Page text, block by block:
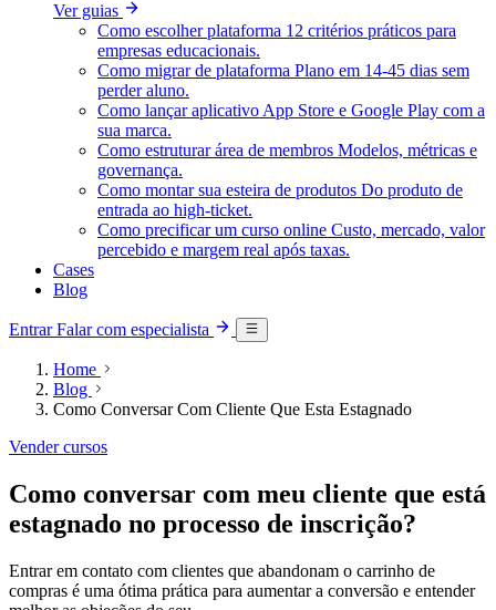
Ver guias
Como escolher plataforma 12 critérios práticos para
empresas educacionais.
Como migrar de plataforma Plano em 14-45 dias sem
perder aluno.
Como lançar aplicativo App Store e Google Play com a
sua marca.
Como estruturar área de membros Modelos, métricas e
governança.
Como montar sua esteira de produtos Do produto de
entrada ao high-ticket.
Como precificar um curso online Custo, mercado, valor
percebido e margem real após taxas.
Cases
Blog
EntrarFalar com especialista
Home
Blog
Como Conversar Com Cliente Que Esta Estagnado
Vender cursos
Como conversar com meu cliente que está
estagnado no processo de inscrição?
Entrar em contato com clientes que abandonam o carrinho de
compras é uma ótima prática para aumentar a conversão e entender